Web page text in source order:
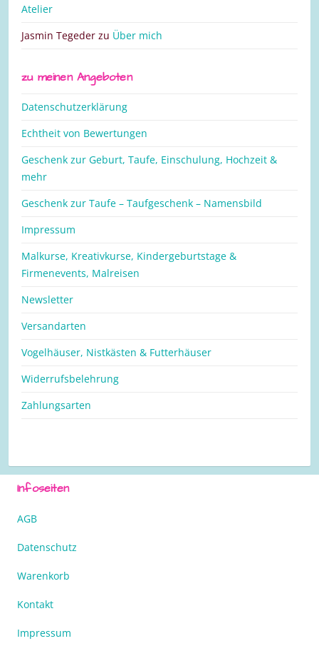
Atelier
Jasmin Tegeder zu Über mich
zu meinen Angeboten
Datenschutzerklärung
Echtheit von Bewertungen
Geschenk zur Geburt, Taufe, Einschulung, Hochzeit &
mehr
Geschenk zur Taufe – Taufgeschenk – Namensbild
Impressum
Malkurse, Kreativkurse, Kindergeburtstage &
Firmenevents, Malreisen
Newsletter
Versandarten
Vogelhäuser, Nistkästen & Futterhäuser
Widerrufsbelehrung
Zahlungsarten
Infoseiten
AGB
Datenschutz
Warenkorb
Kontakt
Impressum